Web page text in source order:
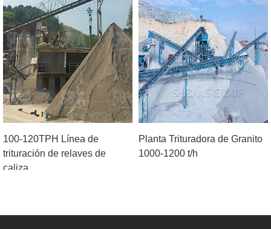
100-120TPH Línea de
trituración de relaves de
caliza
Planta Trituradora de Granito
1000-1200 t/h